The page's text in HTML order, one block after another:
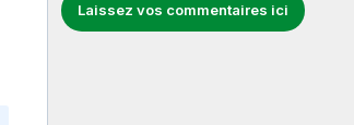
Laissez vos commentaires ici